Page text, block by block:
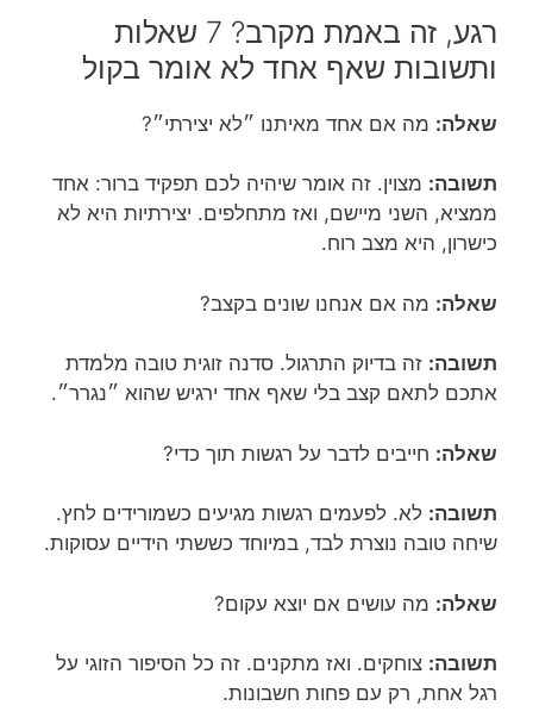
רגע, זה באמת מקרב? 7 שאלות
ותשובות שאף אחד לא אומר בקול
שאלה: מה אם אחד מאיתנו ״לא יצירתי״?
תשובה: מצוין. זה אומר שיהיה לכם תפקיד ברור: אחד
ממציא, השני מיישם, ואז מתחלפים. יצירתיות היא לא
כישרון, היא מצב רוח.
שאלה: מה אם אנחנו שונים בקצב?
תשובה: זה בדיוק התרגול. סדנה זוגית טובה מלמדת
אתכם לתאם קצב בלי שאף אחד ירגיש שהוא ״נגרר״.
שאלה: חייבים לדבר על רגשות תוך כדי?
תשובה: לא. לפעמים רגשות מגיעים כשמורידים לחץ.
שיחה טובה נוצרת לבד, במיוחד כששתי הידיים עסוקות.
שאלה: מה עושים אם יוצא עקום?
תשובה: צוחקים. ואז מתקנים. זה כל הסיפור הזוגי על
רגל אחת, רק עם פחות חשבונות.